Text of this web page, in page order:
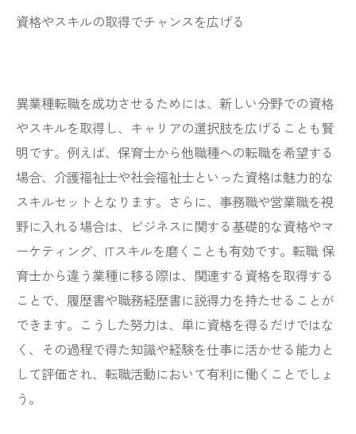
資格やスキルの取得でチャンスを広げる
異業種転職を成功させるためには、新しい分野での資格
やスキルを取得し、キャリアの選択肢を広げることも賢
明です。例えば、保育士から他職種への転職を希望する
場合、介護福祉士や社会福祉士といった資格は魅力的な
スキルセットとなります。さらに、事務職や営業職を視
野に入れる場合は、ビジネスに関する基礎的な資格やマ
ーケティング、ITスキルを磨くことも有効です。転職 保
育士から違う業種に移る際は、関連する資格を取得する
ことで、履歴書や職務経歴書に説得力を持たせることが
できます。こうした努力は、単に資格を得るだけではな
く、その過程で得た知識や経験を仕事に活かせる能力と
して評価され、転職活動において有利に働くことでしょ
う。